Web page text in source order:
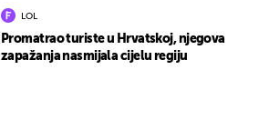
LOL
Promatrao turiste u Hrvatskoj, njegova
zapažanja nasmijala cijelu regiju